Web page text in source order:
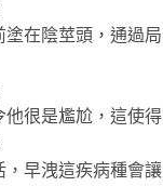
陰莖頭，通過局
是尷尬，這使得
洩這疾病種會